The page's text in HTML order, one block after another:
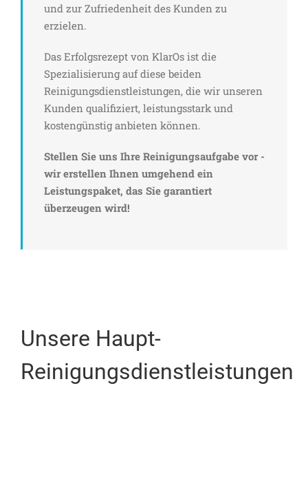
und zur Zufriedenheit des Kunden zu
erzielen.
Das Erfolgsrezept von KlarOs ist die
Spezialisierung auf diese beiden
Reinigungsdienstleistungen, die wir unseren
Kunden qualifiziert, leistungsstark und
kostengünstig anbieten können.
Stellen Sie uns Ihre Reinigungsaufgabe vor -
wir erstellen Ihnen umgehend ein
Leistungspaket, das Sie garantiert
überzeugen wird!
Unsere Haupt-
Reinigungsdienstleistungen